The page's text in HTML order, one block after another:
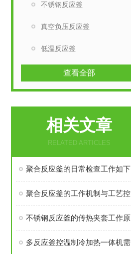
不锈钢反应釜
真空负压反应釜
低温反应釜
查看全部
相关文章
RELATED ARTICLES
聚合反应釜的日常检查工作如下